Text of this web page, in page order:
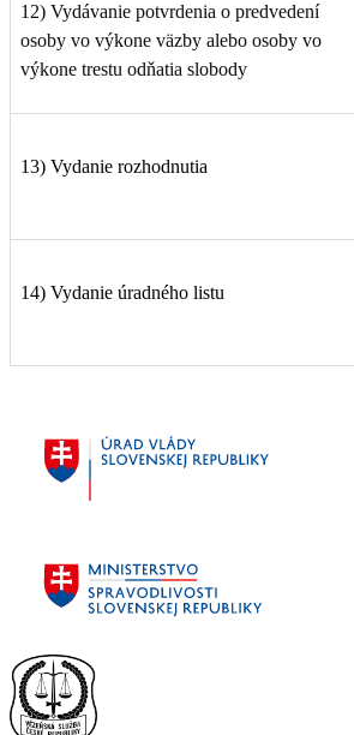
12) Vydávanie potvrdenia o predvedení
osoby vo výkone väzby alebo osoby vo
výkone trestu odňatia slobody
13) Vydanie rozhodnutia
14) Vydanie úradného listu